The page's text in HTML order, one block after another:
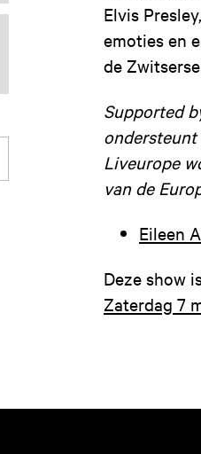
Elvis
emoties en
de
Supported
Liveurope
van de
Eileen
Deze show
Zaterdag 7